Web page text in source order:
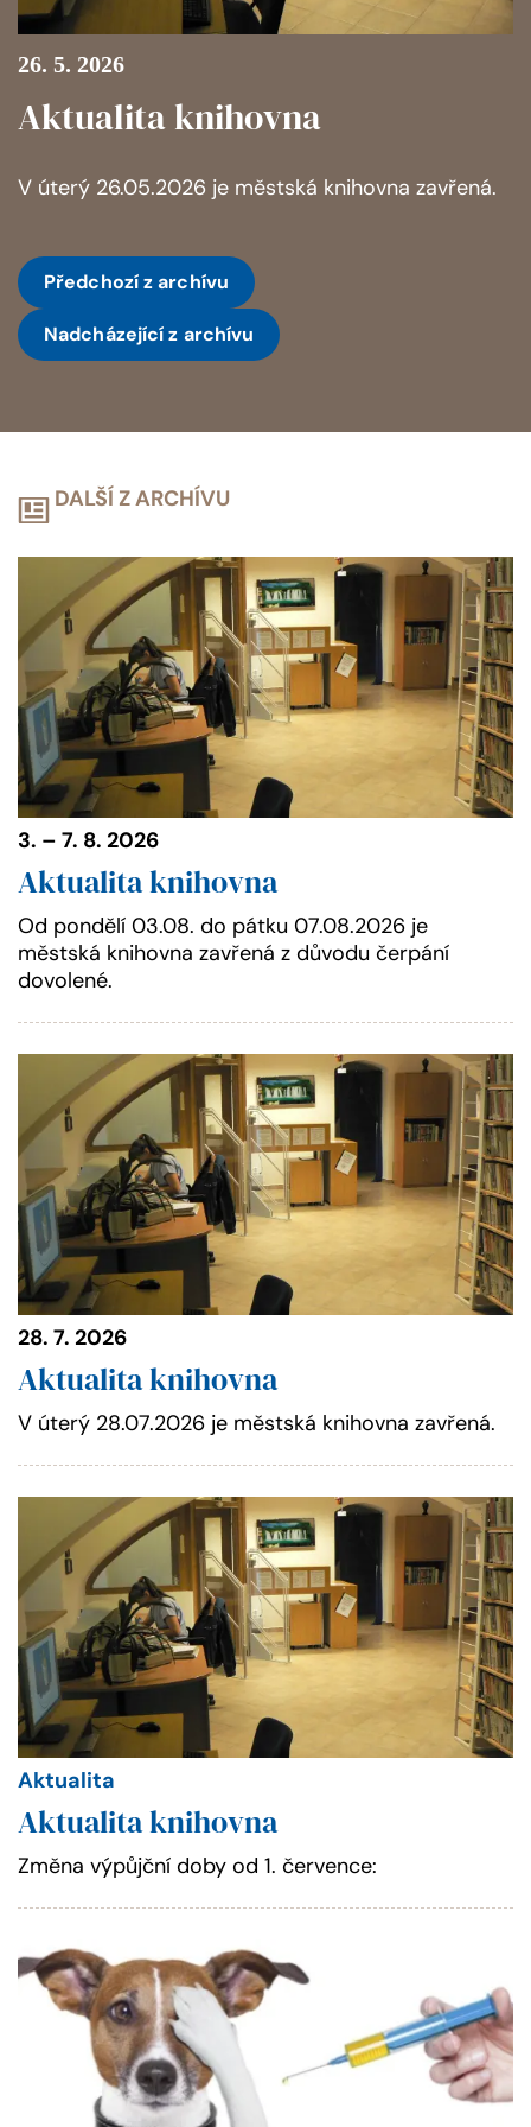
26. 5. 2026
Aktualita knihovna
V úterý 26.05.2026 je městská knihovna zavřená.
Předchozíz archívu
Nadcházejícíz archívu
DALŠÍ Z ARCHÍVU
3. – 7. 8. 2026
Aktualita knihovna
Od pondělí 03.08. do pátku 07.08.2026 je
městská knihovna zavřená z důvodu čerpání
dovolené.
28. 7. 2026
Aktualita knihovna
V úterý 28.07.2026 je městská knihovna zavřená.
Aktualita
Aktualita knihovna
Změna výpůjční doby od 1. července: